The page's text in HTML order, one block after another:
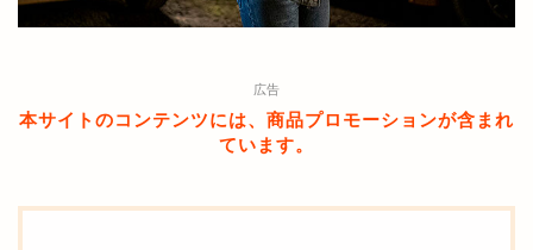
広告
本サイトのコンテンツには、商品プロモーションが含まれ
ています。